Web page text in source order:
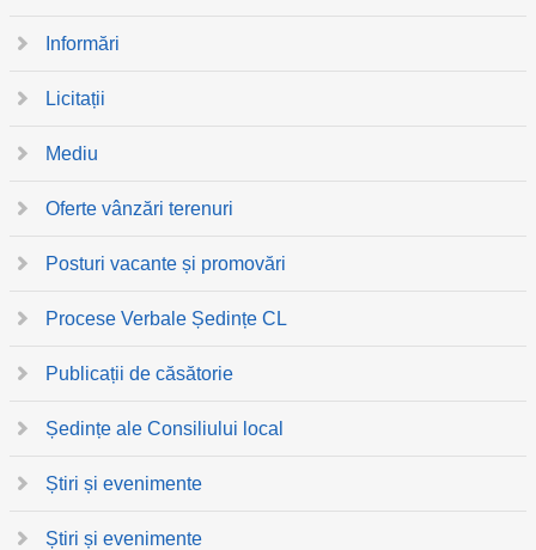
Informări
Licitații
Mediu
Oferte vânzări terenuri
Posturi vacante și promovări
Procese Verbale Ședințe CL
Publicații de căsătorie
Ședințe ale Consiliului local
Știri și evenimente
Știri și evenimente